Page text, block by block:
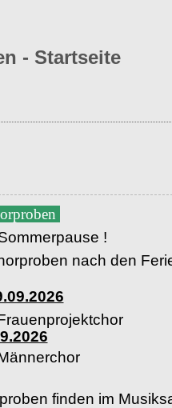
- Startseite
!
nach den
finden im